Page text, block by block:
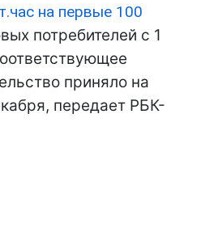
на первые 100
потребителей с 1
приняло на
передает РБК-